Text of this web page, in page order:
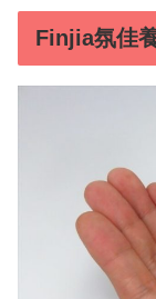
Finjia氛佳